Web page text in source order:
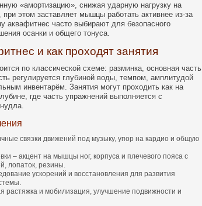
«амортизацию», снижая ударную нагрузку на
при этом заставляет мышцы работать активнее из-за
аквафитнес часто выбирают для безопасного
осанки и общего тонуса.
и как проходят занятия
по классической схеме: разминка, основная часть
регулируется глубиной воды, темпом, амплитудой
инвентарём. Занятия могут проходить как на
где часть упражнений выполняется с
связки движений под музыку, упор на кардио и общую
– акцент на мышцы ног, корпуса и плечевого пояса с
лопаток, резины.
ускорений и восстановления для развития
растяжка и мобилизация, улучшение подвижности и